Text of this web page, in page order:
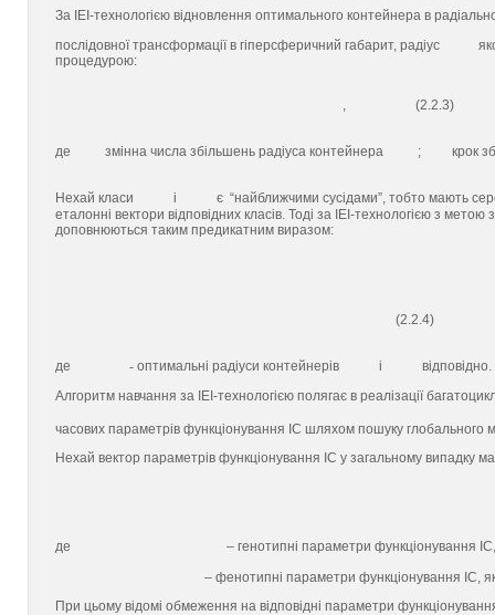
За ІЕІ-технологією відновлення оптимального контейнера в
послідовної трансформації в гіперсферичний габарит, радіус
процедурою:
, (2.2.3)
де змінна числа збільшень радіуса контейнера ; крок
Нехай класи і
є “найближчими сусідами”, тобто мають
еталонні вектори відповідних класів. Тоді за ІЕІ-технологією з
доповнюються таким предикатним виразом:
(2.2.4)
де - оптимальні радіуси контейнерів і
відповідно.
Алгоритм навчання за ІЕІ-технологією полягає в реалізації
часових параметрів функціонування ІС шляхом пошуку
Нехай вектор параметрів функціонування ІС у загальному випадку
де
– генотипні параметри функціонування
– фенотипні параметри функціонування ІС,
При цьому відомі обмеження на відповідні параметри